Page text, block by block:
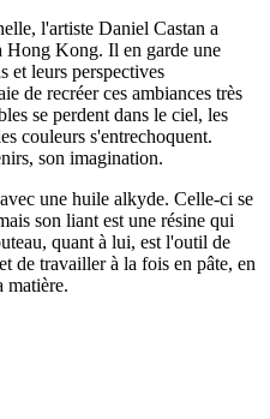
l'artiste Daniel Castan a
Hong Kong. Il en garde une
et leurs perspectives
de recréer ces ambiances très
se perdent dans le ciel, les
couleurs s'entrechoquent.
son imagination.
une huile alkyde. Celle-ci se
son liant est une résine qui
quant à lui, est l'outil de
de travailler à la fois en pâte, en
matière.